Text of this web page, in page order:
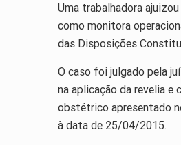
Uma trabalhadora
como monitora
das Disposições
O caso foi julgado pela
na aplicação da revelia e
obstétrico apresentado
à data de 25/04/2015.